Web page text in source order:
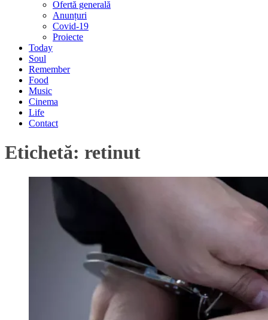
Ofertă generală
Anunțuri
Covid-19
Proiecte
Today
Soul
Remember
Food
Music
Cinema
Life
Contact
Etichetă: retinut